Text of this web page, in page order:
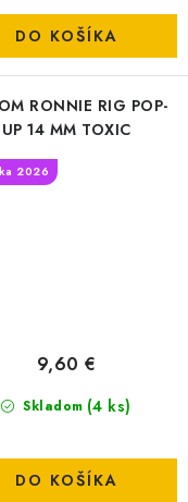
»
DO KOŠÍKA
RONNIE RIG POP-
UP 14 MM TOXIC
2026
Skladom (4 ks)
9,60 €
DO KOŠÍKA